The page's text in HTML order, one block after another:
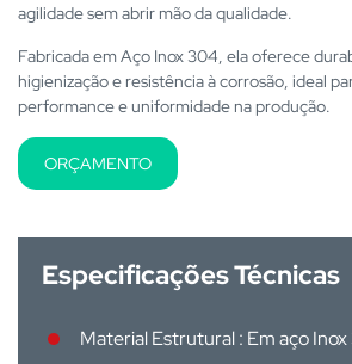
agilidade sem abrir mão da qualidade.
Fabricada em Aço Inox 304, ela oferece
higienização e resistência à corrosão, ideal
performance e uniformidade na produção.
ORÇAMENTO
Especificações Técnicas
Material Estrutural : Em aço